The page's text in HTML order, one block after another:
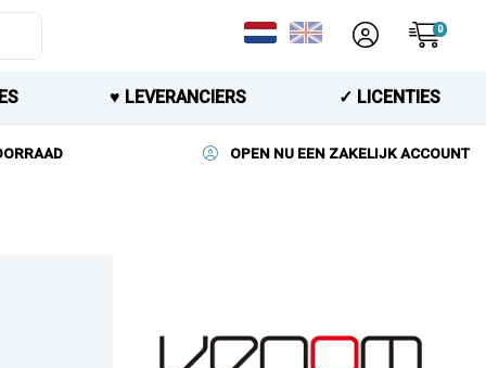
0
♥︎ LEVERANCIERS ✓ LICENTIES
OPEN NU EEN ZAKELIJK ACCOUNT